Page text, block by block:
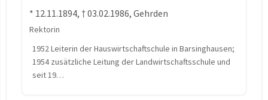
* 12.11.1894, † 03.02.1986, Gehrden
Rektorin
1952 Leiterin der Hauswirtschaftschule in Barsinghausen;
1954 zusätzliche Leitung der Landwirtschaftsschule und
seit 19…